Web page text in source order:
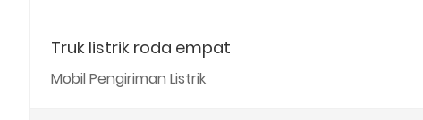
Truk listrik roda empat
Mobil Pengiriman Listrik